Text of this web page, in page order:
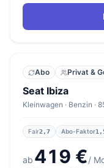
Abo Privat &
Seat Ibiza
Kleinwagen · Benzin ·
Fair2,7 Abo-Faktor
ab 419 €/